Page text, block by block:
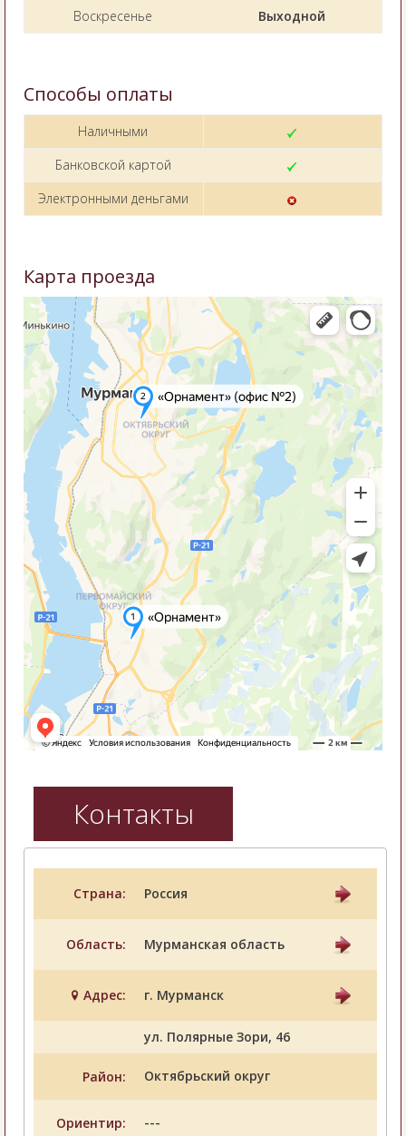
Воскресенье Выходной
Способы оплаты
Наличными
Банковской картой
Электронными деньгами
Карта проезда
Контакты
Страна: Россия
Область: Мурманская область
Адрес: г. Мурманск
ул. Полярные Зори, 46
Район: Октябрьский округ
Ориентир: ---